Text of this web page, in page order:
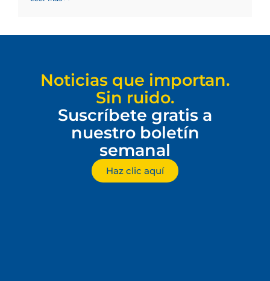
Noticias que importan.
Sin ruido.
Suscríbete gratis a
nuestro boletín
semanal
Haz clic aquí